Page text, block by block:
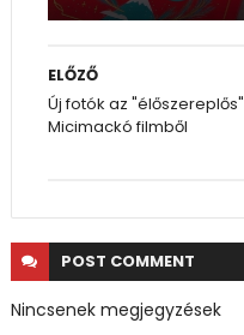
ELŐZŐ
Új fotók az "élőszereplős"
Micimackó filmből
POST COMMENT
Nincsenek megjegyzések